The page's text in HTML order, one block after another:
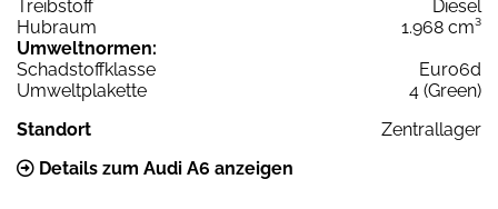
Treibstoff
Diesel
Hubraum
1.968 cm³
Umweltnormen:
Schadstoffklasse
Euro6d
Umweltplakette
4 (Green)
Standort
Zentrallager
Details zum Audi A6 anzeigen